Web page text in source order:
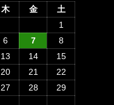
木 金
土
1
6 7
8
13 14
15
20 21
22
27 28
29